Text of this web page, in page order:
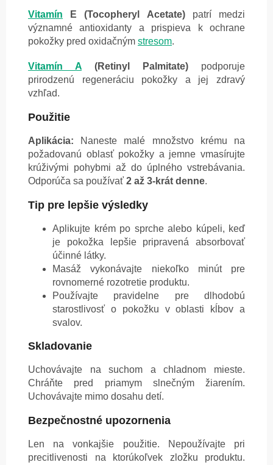
Vitamín E (Tocopheryl Acetate)patrí medzi
významné antioxidanty a prispieva k ochrane
pokožky pred oxidačným stresom.
Vitamín A (Retinyl Palmitate) podporuje
prirodzenú regeneráciu pokožky a jej zdravý
vzhľad.
Použitie
Aplikácia: Naneste malé množstvo krému na
požadovanú oblasť pokožky a jemne vmasírujte
krúživými pohybmi až do úplného vstrebávania.
Odporúča sa používať 2 až 3-krát denne.
Tip pre lepšie výsledky
Aplikujte krém po sprche alebo kúpeli, keď
je pokožka lepšie pripravená absorbovať
účinné látky.
Masáž vykonávajte niekoľko minút pre
rovnomerné rozotretie produktu.
Používajte pravidelne pre dlhodobú
starostlivosť o pokožku v oblasti kĺbov a
svalov.
Skladovanie
Uchovávajte na suchom a chladnom mieste.
Chráňte pred priamym slnečným žiarením.
Uchovávajte mimo dosahu detí.
Bezpečnostné upozornenia
Len na vonkajšie použitie. Nepoužívajte pri
precitlivenosti na ktorúkoľvek zložku produktu.